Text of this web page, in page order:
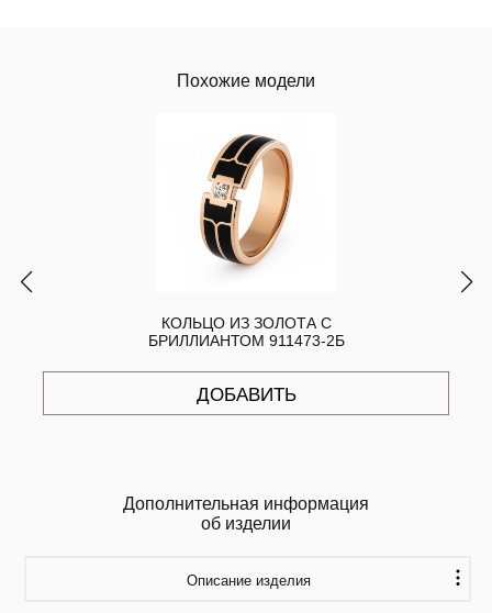
Похожие модели
КОЛЬЦО ИЗ ЗОЛОТА С
БРИЛЛИАНТОМ 911473-2Б
ДОБАВИТЬ
Дополнительная информация
об изделии
Описание изделия